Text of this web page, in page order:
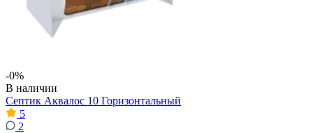
-0%
В наличии
Септик Аквалос 10 Горизонтальный
5
2